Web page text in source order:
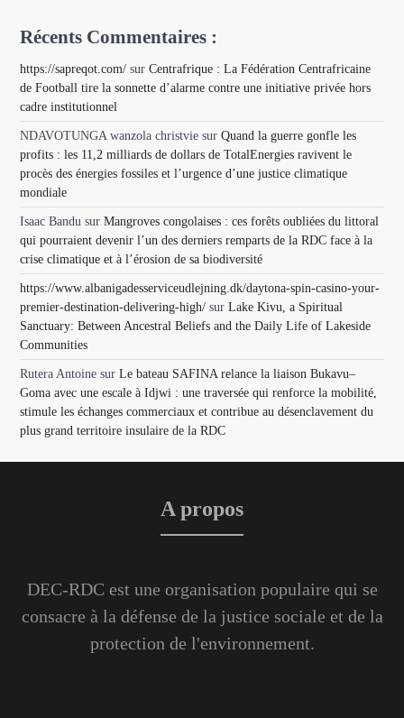
Récents Commentaires :
https://sapreqot.com/ surCentrafrique : La Fédération Centrafricaine
de Football tire la sonnette d’alarme contre une initiative privée hors
cadre institutionnel
NDAVOTUNGA wanzola christvie surQuand la guerre gonfle les
profits : les 11,2 milliards de dollars de TotalEnergies ravivent le
procès des énergies fossiles et l’urgence d’une justice climatique
mondiale
Isaac Bandu surMangroves congolaises : ces forêts oubliées du littoral
qui pourraient devenir l’un des derniers remparts de la RDC face à la
crise climatique et à l’érosion de sa biodiversité
https://www.albanigadesserviceudlejning.dk/daytona-spin-casino-your-
premier-destination-delivering-high/ surLake Kivu, a Spiritual
Sanctuary: Between Ancestral Beliefs and the Daily Life of Lakeside
Communities
Rutera Antoine surLe bateau SAFINA relance la liaison Bukavu–
Goma avec une escale à Idjwi : une traversée qui renforce la mobilité,
stimule les échanges commerciaux et contribue au désenclavement du
plus grand territoire insulaire de la RDC
A propos
DEC-RDC est une organisation populaire qui se
consacre à la défense de la justice sociale et de la
protection de l'environnement.